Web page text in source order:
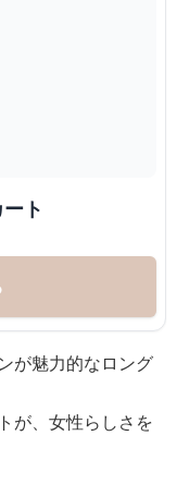
ト
が魅力的なロング
が、女性らしさを